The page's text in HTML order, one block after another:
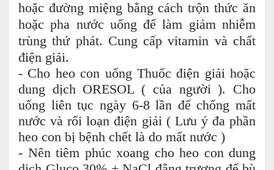
hoặc đường miệng bằng cách trộn thức ăn
hoặc pha nước uống để làm giảm nhiễm
trùng thứ phát. Cung cấp vitamin và chất
điện giải.
- Cho heo con uống Thuốc điện giải hoặc
dung dịch ORESOL ( của người ). Cho
uống liên tục ngày 6-8 lần để chống mất
nước và rối loạn điện giải ( Lưu ý đa phần
heo con bị bệnh chết là do mất nước )
- Nên tiêm phúc xoang cho heo con dung